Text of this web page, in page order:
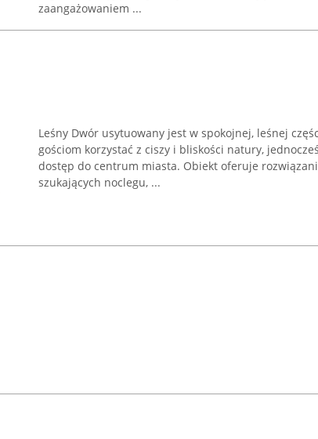
zaangażowaniem ...
Leśny Dwór usytuowany jest w spokojnej, leśnej
gościom korzystać z ciszy i bliskości natury,
dostęp do centrum miasta. Obiekt oferuje
szukających noclegu, ...